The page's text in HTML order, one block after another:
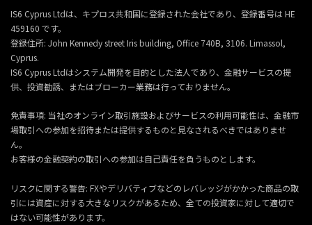
IS6 Cyprus Ltdは、キプロス共和国に登録された会社であり、登録番号は HE
459160 です。
登録住所: John Kennedy street Iris building, Office 740B, 3106. Limassol,
Cyprus.
IS6 Cyprus Ltdはシステム開発を目的とした法人であり、金融サービスの提
供、投資勧誘、またはブローカー業務は行っておりません。
免責事項: 当社のオンライン取引施設およびサービスの利用可能性は、金融市
場取引への参加を招待または提供するものと見なされるべきではありませ
ん。
お客様の金融契約の取引への参加は自己責任を負うものとします。
リスクに関する警告: FXやデリバティブなどのレバレッジがかかった商品の取
引には資産に対する大きなリスクがあるため、全ての投資家に対して適切で
はない可能性があります。